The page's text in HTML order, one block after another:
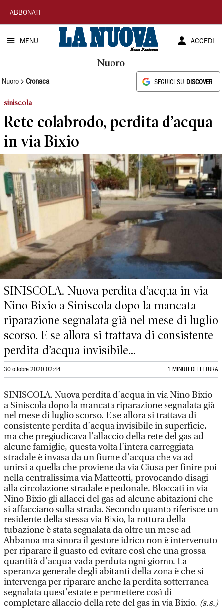
La
Nuova
Sardegna
ABBONATI
MENU ACCEDI
Nuoro
Nuoro Cronaca SEGUICI SU DISCOVER
siniscola
Rete colabrodo, perdita d’acqua
in via Bixio
SINISCOLA. Nuova perdita d’acqua in via
Nino Bixio a Siniscola dopo la mancata
riparazione segnalata già nel mese di luglio
scorso. E se allora si trattava di consistente
perdita d’acqua invisibile...
30 ottobre 2020 02:44 1 MINUTI DI LETTURA
SINISCOLA. Nuova perdita d’acqua in via Nino Bixio
a Siniscola dopo la mancata riparazione segnalata già
nel mese di luglio scorso. E se allora si trattava di
consistente perdita d’acqua invisibile in superficie,
ma che pregiudicava l’allaccio della rete del gas ad
alcune famiglie, questa volta l’intera carreggiata
stradale è invasa da un fiume d’acqua che va ad
unirsi a quella che proviene da via Ciusa per finire poi
nella centralissima via Matteotti, provocando disagi
alla circolazione stradale e pedonale. Bloccati in via
Nino Bixio gli allacci del gas ad alcune abitazioni che
si affacciano sulla strada. Secondo quanto riferisce un
residente della stessa via Bixio, la rottura della
tubazione è stata segnalata da oltre un mese ad
Abbanoa ma sinora il gestore idrico non è intervenuto
per riparare il guasto ed evitare così che una grossa
quantità d’acqua vada perduta ogni giorno. La
speranza generale degli abitanti della zona è che si
intervenga per riparare anche la perdita sotterranea
segnalata quest’estate e permettere così di
completare allaccio della rete del gas in via Bixio. (s.s.)